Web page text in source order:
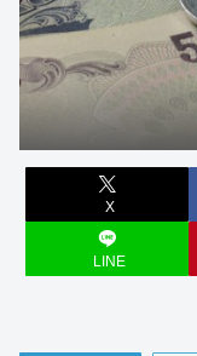
X
LINE